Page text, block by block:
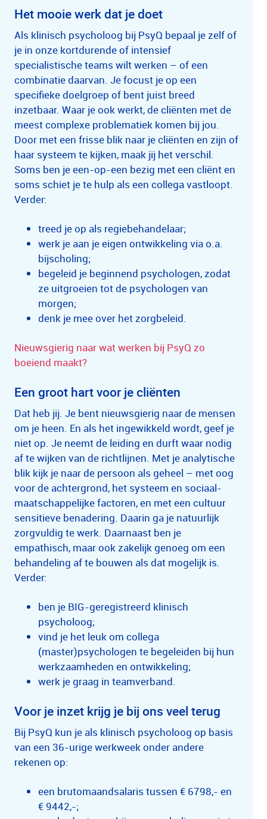
Het mooie werk dat je doet
Als klinisch psycholoog bij PsyQ bepaal je zelf of
je in onze kortdurende of intensief
specialistische teams wilt werken – of een
combinatie daarvan. Je focust je op een
specifieke doelgroep of bent juist breed
inzetbaar. Waar je ook werkt, de cliënten met de
meest complexe problematiek komen bij jou.
Door met een frisse blik naar je cliënten en zijn of
haar systeem te kijken, maak jij het verschil.
Soms ben je een-op-een bezig met een cliënt en
soms schiet je te hulp als een collega vastloopt.
Verder:
treed je op als regiebehandelaar;
werk je aan je eigen ontwikkeling via o.a.
bijscholing;
begeleid je beginnend psychologen, zodat
ze uitgroeien tot de psychologen van
morgen;
denk je mee over het zorgbeleid.
Nieuwsgierig naar wat werken bij PsyQ zo
boeiend maakt?
Een groot hart voor je cliënten
Dat heb jij. Je bent nieuwsgierig naar de mensen
om je heen. En als het ingewikkeld wordt, geef je
niet op. Je neemt de leiding en durft waar nodig
af te wijken van de richtlijnen. Met je analytische
blik kijk je naar de persoon als geheel – met oog
voor de achtergrond, het systeem en sociaal-
maatschappelijke factoren, en met een cultuur
sensitieve benadering. Daarin ga je natuurlijk
zorgvuldig te werk. Daarnaast ben je
empathisch, maar ook zakelijk genoeg om een
behandeling af te bouwen als dat mogelijk is.
Verder:
ben je BIG-geregistreerd klinisch
psycholoog;
vind je het leuk om collega
(master)psychologen te begeleiden bij hun
werkzaamheden en ontwikkeling;
werk je graag in teamverband.
Voor je inzet krijg je bij ons veel terug
Bij PsyQ kun je als klinisch psycholoog op basis
van een 36-urige werkweek onder andere
rekenen op:
een brutomaandsalaris tussen € 6798,- en
€ 9442,-;